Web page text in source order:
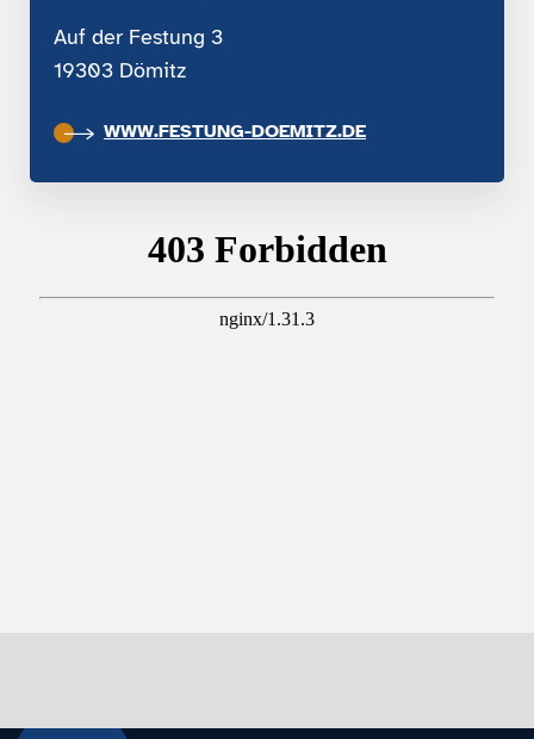
Auf der Festung 3
19303 Dömitz
WWW.FESTUNG-DOEMITZ.DE